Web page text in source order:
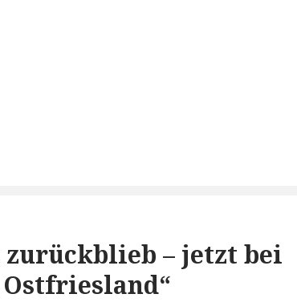
zurückblieb – jetzt bei